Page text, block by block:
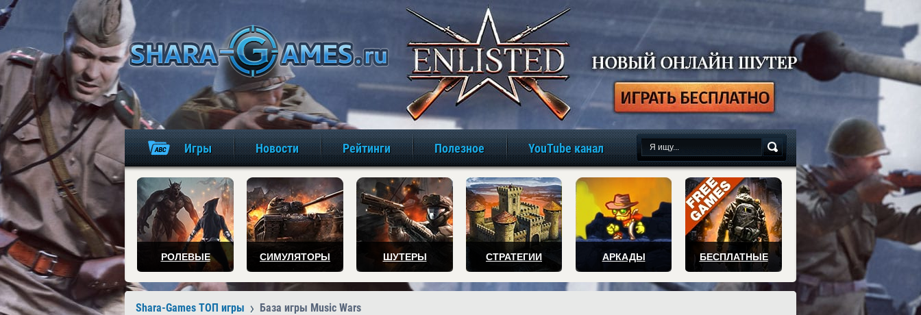
игры онлайн бесплатно
Игры Новости Рейтинги Полезное YouTube канал
РОЛЕВЫЕ СИМУЛЯТОРЫ ШУТЕРЫ СТРАТЕГИИ АРКАДЫ БЕСПЛАТНЫЕ
Shara-Games ТОП игры База игры Music Wars